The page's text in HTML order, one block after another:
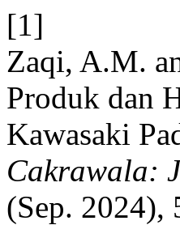
[1]
Zaqi, A.M.
Produk dan
Kawasaki
Cakrawala:
(Sep. 2024),